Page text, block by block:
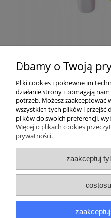
Moje
Płatności
Dbamy o Twoją
Pliki cookies i pokrewne im
działanie strony i pomagają
potrzeb. Możesz zaakceptować
wszystkich tych plików i przejść
plików do swoich preferencji,
Więcej o plikach cookies
prywatności.
zaakceptuj